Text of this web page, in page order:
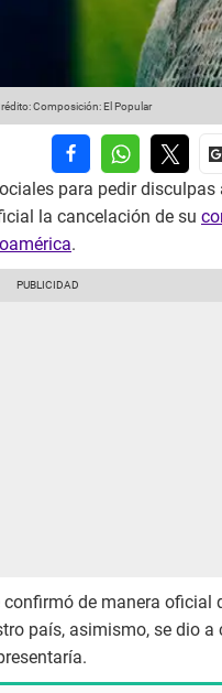
Composición: El Popular
para pedir
la cancelación de su
.
de manera oficial
país, asimismo, se dio a